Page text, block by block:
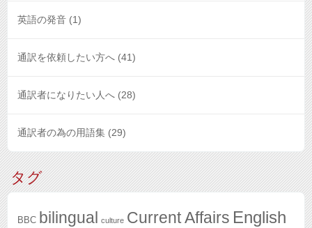
英語の発音 (1)
通訳を依頼したい方へ (41)
通訳者になりたい人へ (28)
通訳者の為の用語集 (29)
タグ
BBC bilingual culture Current Affairs English